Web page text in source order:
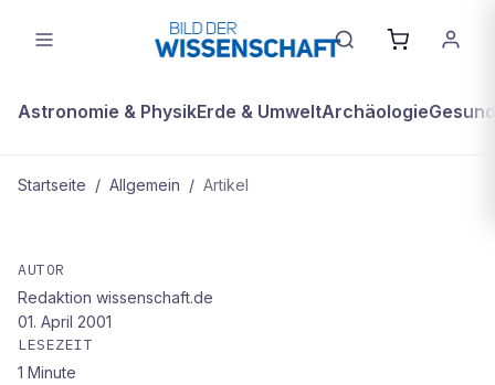
Astronomie & PhysikErde & UmweltArchäologie
Startseite / Allgemein / Artikel
Exitus am Viktoriasee
AUTOR
Redaktion wissenschaft.de
01. April 2001
LESEZEIT
1 Minute